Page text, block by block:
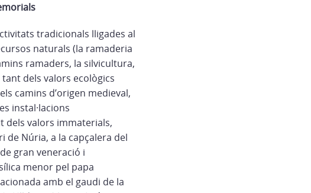
tradicionals lligades al
naturals (la ramaderia
ramaders, la silvicultura,
dels valors ecològics
camins d’origen medieval,
instal·lacions
dels valors immaterials,
de Núria, a la capçalera del
gran veneració i
menor pel papa
amb el gaudi de la